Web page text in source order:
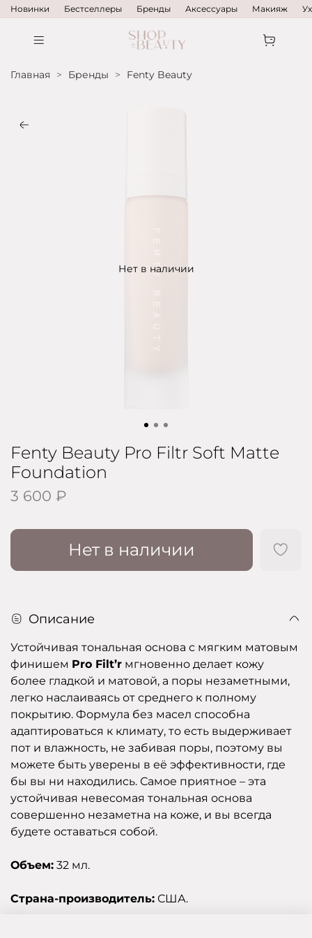
Новинки Бестселлеры Бренды Аксессуары Макияж
Главная Бренды Fenty Beauty
Нет в наличии
Fenty Beauty Pro Filtr Soft Matte
Foundation
3 600 ₽
Нет в наличии
Описание
Устойчивая тональная основа с мягким матовым
финишем Pro Filt’r мгновенно делает кожу
более гладкой и матовой, а поры незаметными,
легко наслаиваясь от среднего к полному
покрытию. Формула без масел способна
адаптироваться к климату, то есть выдерживает
пот и влажность, не забивая поры, поэтому вы
можете быть уверены в её эффективности, где
бы вы ни находились. Самое приятное – эта
устойчивая невесомая тональная основа
совершенно незаметна на коже, и вы всегда
будете оставаться собой.
Объем: 32 мл.
Страна-производитель: США.